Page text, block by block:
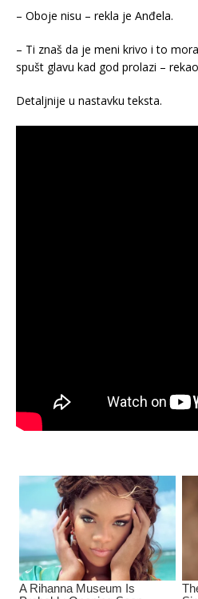
– Oboje nisu – rekla je Anđela.
– Ti znaš da je meni krivo i to
spušt glavu kad god prolazi –
Detaljnije u nastavku teksta.